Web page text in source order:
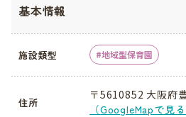
基本情報
施設類型 地域型保育園
住所
〒5610852 大阪府
（GoogleMapで見る